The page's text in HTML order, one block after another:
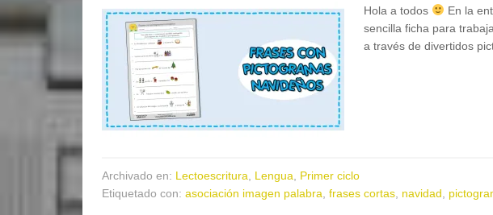
Hola a todos
En la
sencilla ficha para
a través de divertidos
Archivado en: Lectoescritura Lengua
Primer ciclo
Etiquetado con: asociación imagen palabra frases cortas navidad